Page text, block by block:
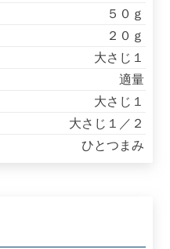
５０ｇ
２０ｇ
大さじ１
適量
大さじ１
大さじ１／２
ひとつまみ